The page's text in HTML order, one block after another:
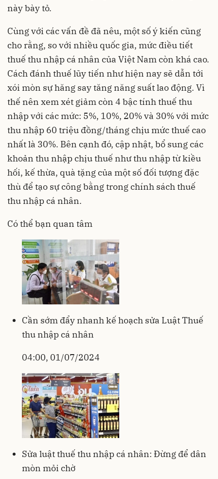
này bày tỏ.
Cùng với các vấn đề đã nêu, một số ý kiến cũng
cho rằng, so với nhiều quốc gia, mức điều tiết
thuế thu nhập cá nhân của Việt Nam còn khá cao.
Cách đánh thuế lũy tiến như hiện nay sẽ dẫn tới
xói mòn sự hăng say tăng năng suất lao động. Vì
thế nên xem xét giảm còn 4 bậc tính thuế thu
nhập với các mức: 5%, 10%, 20% và 30% với mức
thu nhập 60 triệu đồng/tháng chịu mức thuế cao
nhất là 30%. Bên cạnh đó, cập nhật, bổ sung các
khoản thu nhập chịu thuế như thu nhập từ kiều
hối, kế thừa, quà tặng của một số đối tượng đặc
thù để tạo sự công bằng trong chính sách thuế
thu nhập cá nhân.
Có thể bạn quan tâm
Cần sớm đẩy nhanh kế hoạch sửa Luật Thuế
thu nhập cá nhân
04:00, 01/07/2024
Sửa luật thuế thu nhập cá nhân: Đừng để dân
mòn mỏi chờ